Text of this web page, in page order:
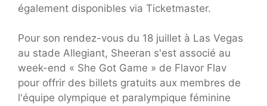
également disponibles via Ticketmaster.
Pour son rendez-vous du 18 juillet à Las Vegas
au stade Allegiant, Sheeran s'est associé au
week-end « She Got Game » de Flavor Flav
pour offrir des billets gratuits aux membres de
l'équipe olympique et paralympique féminine